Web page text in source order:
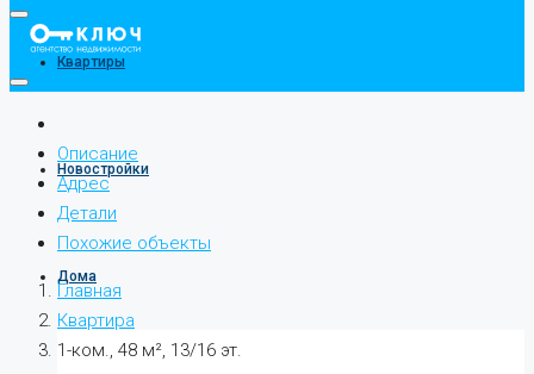
Квартиры
Новостройки
Дома
Описание
Адрес
Детали
Похожие объекты
Главная
Квартира
1-ком., 48 м², 13/16 эт.